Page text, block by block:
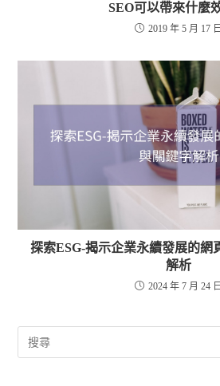
SEO可以帶來什麼
2019 年 5 月 17 日
探索ESG-揭示企業永續發展的網
解析
2024 年 7 月 24 日